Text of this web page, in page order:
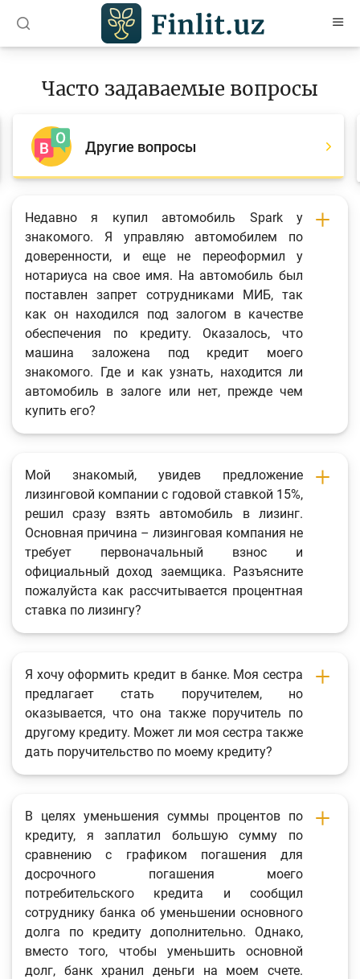
Учебные материалы
Проекты
Депозитный и кредитный калькуляторы
Часто задаваемые вопросы
Анкетирование
Опросы
Фотогалерея
О проекте
Карта сайта
Часто задаваемые вопросы
Другие вопросы
Недавно я купил автомобиль Spark у
знакомого. Я управляю автомобилем по
доверенности, и еще не переоформил у
нотариуса на свое имя. На автомобиль был
поставлен запрет сотрудниками МИБ, так
как он находился под залогом в качестве
обеспечения по кредиту. Оказалось, что
машина заложена под кредит моего
знакомого. Где и как узнать, находится ли
автомобиль в залоге или нет, прежде чем
купить его?
Мой знакомый, увидев предложение
лизинговой компании с годовой ставкой 15%,
решил сразу взять автомобиль в лизинг.
Основная причина – лизинговая компания не
требует первоначальный взнос и
официальный доход заемщика. Разъясните
пожалуйста как рассчитывается процентная
ставка по лизингу?
Я хочу оформить кредит в банке. Моя сестра
предлагает стать поручителем, но
оказывается, что она также поручитель по
другому кредиту. Может ли моя сестра также
дать поручительство по моему кредиту?
В целях уменьшения суммы процентов по
кредиту, я заплатил большую сумму по
сравнению с графиком погашения для
досрочного погашения моего
потребительского кредита и сообщил
сотруднику банка об уменьшении основного
долга по кредиту дополнительно. Однако,
вместо того, чтобы уменьшить основной
долг, банк хранил деньги на моем счете.